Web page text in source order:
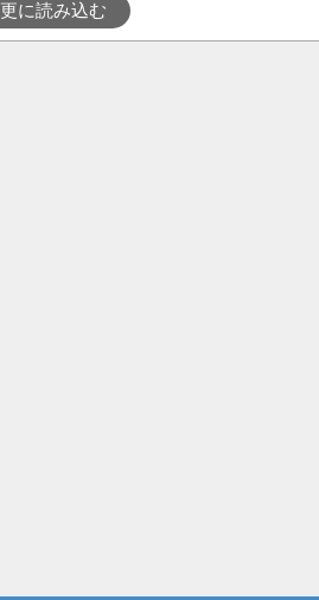
更に読み込む